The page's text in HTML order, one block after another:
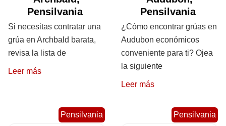
Pensilvania
Si necesitas contratar una
grúa en Archbald barata,
revisa la lista de
Leer más
Pensilvania
¿Cómo encontrar grúas en
Audubon económicos
conveniente para ti? Ojea
la siguiente
Leer más
Pensilvania Pensilvania